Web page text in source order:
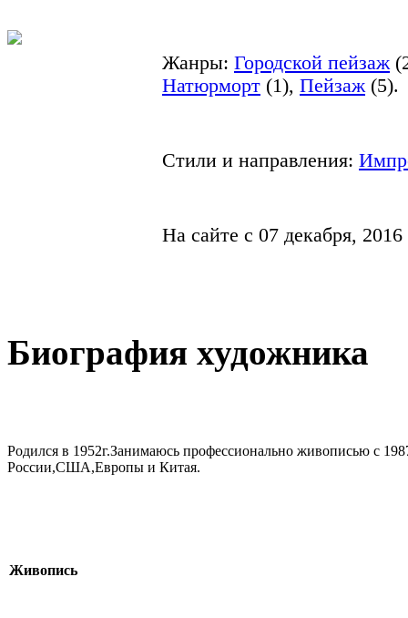
Жанры: Городской пейзаж(
Натюрморт (1), Пейзаж(5).
Стили и направления:
На сайте с 07 декабря, 2016
Биография художника
Родился в 1952г.Занимаюсь профессионально живописью с
России,США,Европы и Китая.
Живопись